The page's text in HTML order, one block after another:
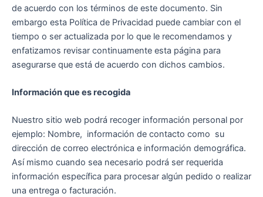
de acuerdo con los términos de este documento. Sin
embargo esta Política de Privacidad puede cambiar con el
tiempo o ser actualizada por lo que le recomendamos y
enfatizamos revisar continuamente esta página para
asegurarse que está de acuerdo con dichos cambios.
Información que es recogida
Nuestro sitio web podrá recoger información personal por
ejemplo: Nombre, información de contacto como su
dirección de correo electrónica e información demográfica.
Así mismo cuando sea necesario podrá ser requerida
información específica para procesar algún pedido o realizar
una entrega o facturación.